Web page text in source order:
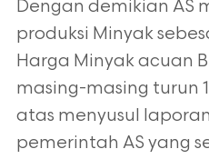
Dengan demikian AS
produksi Minyak
Harga Minyak acuan
masing-masing turun
atas menyusul
pemerintah AS yang